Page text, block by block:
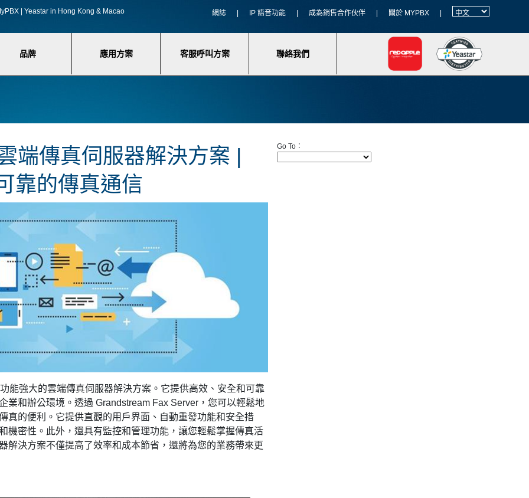
| Yeastar in Hong Kong & Macao 網誌 IP 語音功能 成為銷售合作伙伴 關於 MYPBX
品牌 應用方案 客服呼叫方案 聯絡我們
端傳真伺服器解決方案 |
靠的傳真通信
能強大的雲端傳真伺服器解決方案。它提供高效、安全和可靠
業和辦公環境。透過 Grandstream Fax Server，您可以輕鬆地
真的便利。它提供直觀的用戶界面、自動重發功能和安全措
機密性。此外，還具有監控和管理功能，讓您輕鬆掌握傳真活
解決方案不僅提高了效率和成本節省，還將為您的業務帶來更
Go To︰